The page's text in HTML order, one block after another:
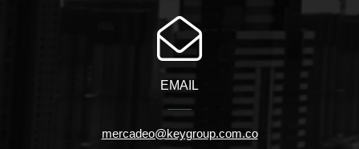
EMAIL
mercadeo@keygroup.com.co